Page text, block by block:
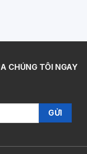
CHÚNG TÔI NGAY